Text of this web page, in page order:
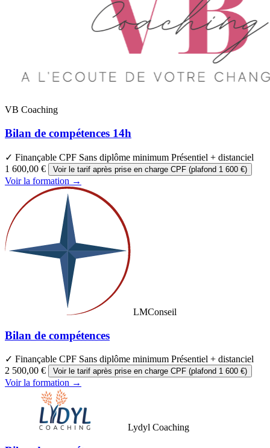
VB Coaching
Bilan de compétences 14h
✓ Finançable CPF Sans diplôme minimum Présentiel + distanciel
1 600,00 €
Voir le tarif après prise en charge CPF (plafond 1 600 €)
Voir la formation →
LMConseil
Bilan de compétences
✓ Finançable CPF Sans diplôme minimum Présentiel + distanciel
2 500,00 €
Voir le tarif après prise en charge CPF (plafond 1 600 €)
Voir la formation →
Lydyl Coaching